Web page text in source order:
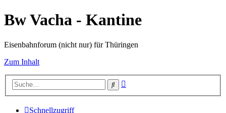
Bw Vacha - Kantine
Eisenbahnforum (nicht nur) für Thüringen
Zum Inhalt
Suche
Schnellzugriff